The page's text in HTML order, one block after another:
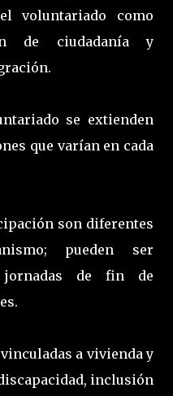
voluntariado como
de ciudadanía y
se extienden
que varían en cada
son diferentes
pueden ser
jornadas de fin de
a vivienda y
inclusión